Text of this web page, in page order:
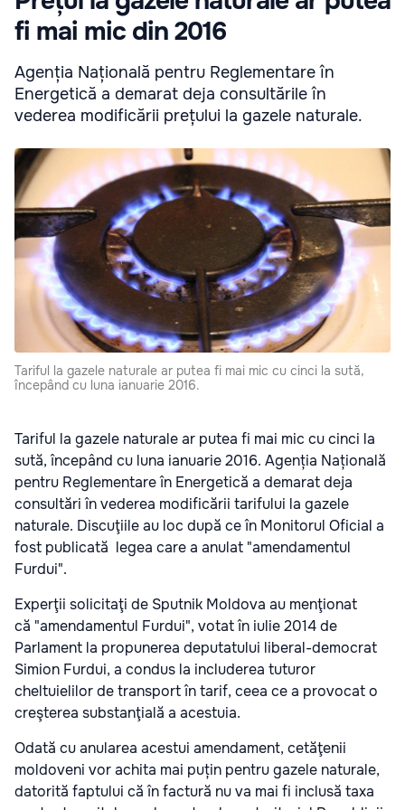
fi mai mic din 2016
Agenția Națională pentru Reglementare în
Energetică a demarat deja consultările în
vederea modificării prețului la gazele naturale.
Tariful la gazele naturale ar putea fi mai mic cu cinci la sută,
începând cu luna ianuarie 2016.
Tariful la gazele naturale ar putea fi mai mic cu cinci la
sută, începând cu luna ianuarie 2016. Agenția Națională
pentru Reglementare în Energetică a demarat deja
consultări în vederea modificării tarifului la gazele
naturale. Discuţiile au loc după ce în Monitorul Oficial a
fost publicată legea care a anulat "amendamentul
Furdui".
Experţii solicitaţi de Sputnik Moldova au menţionat
că "amendamentul Furdui", votat în iulie 2014 de
Parlament la propunerea deputatului liberal-democrat
Simion Furdui, a condus la includerea tuturor
cheltuielilor de transport în tarif, ceea ce a provocat o
creşterea substanţială a acestuia.
Odată cu anularea acestui amendament, cetăţenii
moldoveni vor achita mai puțin pentru gazele naturale,
datorită faptului că în factură nu va mai fi inclusă taxa